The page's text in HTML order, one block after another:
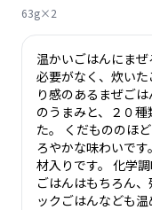
63g×2
温かいごはんにま
必要がなく、炊い
り感のあるまぜご
のうまみと、２０
た。 くだもののほ
ろやかな味わいで
材入りです。 化学
ごはんはもちろん
ックごはんなども温